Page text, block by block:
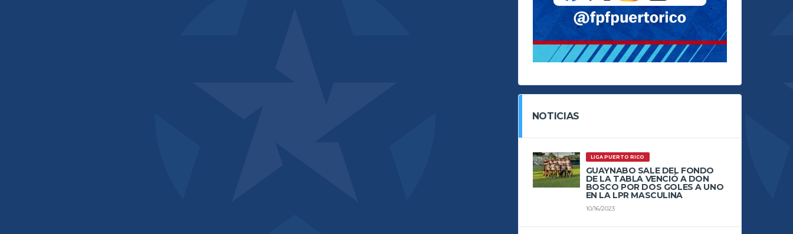
NOTICIAS
LIGA PUERTO RICO
GUAYNABO SALE DEL FONDO
DE LA TABLA VENCIÓ A DON
BOSCO POR DOS GOLES A UNO
EN LA LPR MASCULINA
10/16/2023